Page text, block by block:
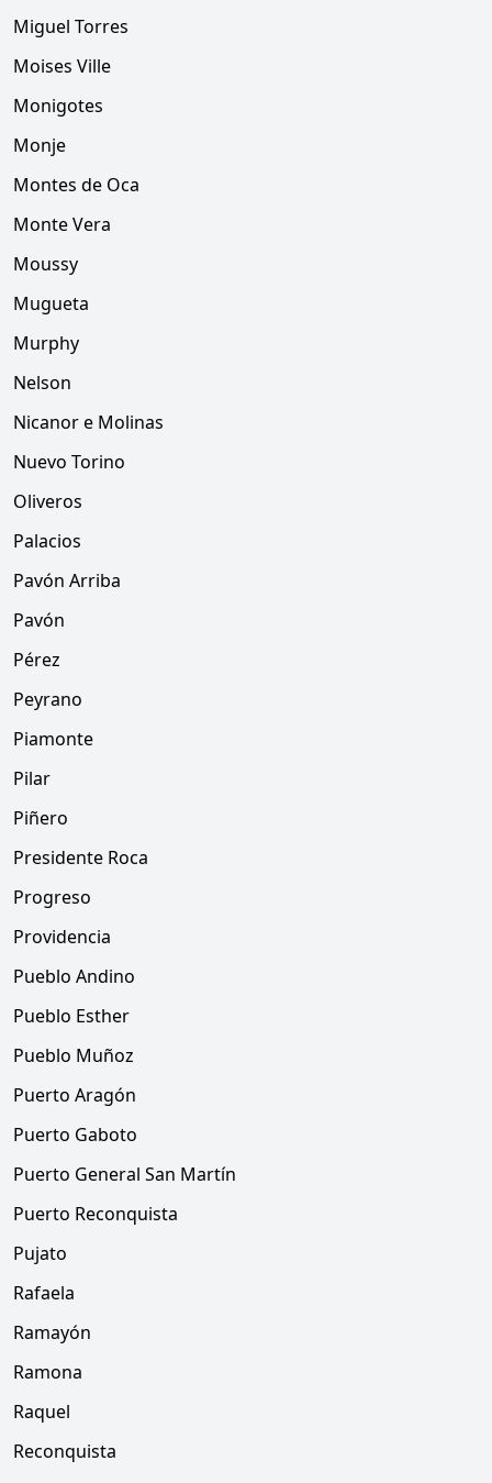
Miguel Torres
Moises Ville
Monigotes
Monje
Montes de Oca
Monte Vera
Moussy
Mugueta
Murphy
Nelson
Nicanor e Molinas
Nuevo Torino
Oliveros
Palacios
Pavón Arriba
Pavón
Pérez
Peyrano
Piamonte
Pilar
Piñero
Presidente Roca
Progreso
Providencia
Pueblo Andino
Pueblo Esther
Pueblo Muñoz
Puerto Aragón
Puerto Gaboto
Puerto General San Martín
Puerto Reconquista
Pujato
Rafaela
Ramayón
Ramona
Raquel
Reconquista